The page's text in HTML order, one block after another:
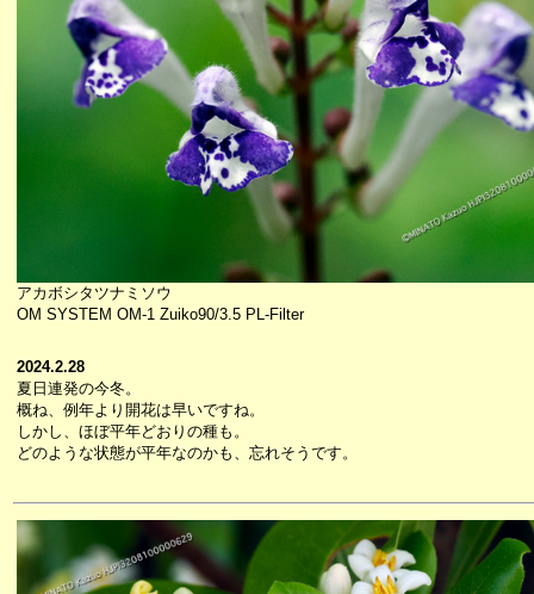
アカボシタツナミソウ
OM SYSTEM OM-1 Zuiko90/3.5 PL-Filter
2024.2.28
夏日連発の今冬。
概ね、例年より開花は早いですね。
しかし、ほぼ平年どおりの種も。
どのような状態が平年なのかも、忘れそうです。